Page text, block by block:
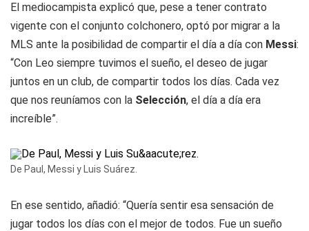
El mediocampista explicó que, pese a tener contrato
vigente con el conjunto colchonero, optó por migrar a la
MLS ante la posibilidad de compartir el día a día con Messi:
“Con Leo siempre tuvimos el sueño, el deseo de jugar
juntos en un club, de compartir todos los días. Cada vez
que nos reuníamos con la Selección, el día a día era
increíble”.
De Paul, Messi y Luis Suárez.
En ese sentido, añadió: “Quería sentir esa sensación de
jugar todos los días con el mejor de todos. Fue un sueño